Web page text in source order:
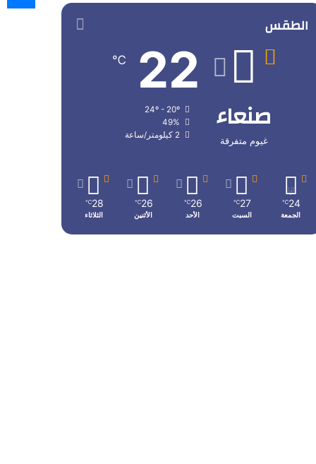
الطقس
صنعاء
غيوم متفرقة
22
℃
24º - 20º
49%
2 كيلومتر/ساعة
24
℃
الجمعة
27
℃
السبت
26
℃
الأحد
26
℃
الأثنين
28
℃
الثلاثاء